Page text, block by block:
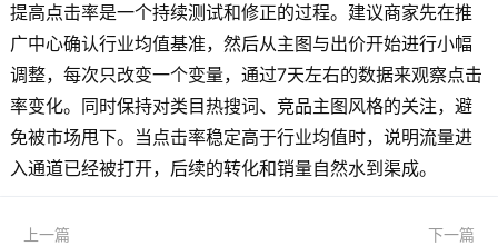
提高点击率是一个持续测试和修正的过程。建议商家先在推
广中心确认行业均值基准，然后从主图与出价开始进行小幅
调整，每次只改变一个变量，通过7天左右的数据来观察点击
率变化。同时保持对类目热搜词、竞品主图风格的关注，避
免被市场甩下。当点击率稳定高于行业均值时，说明流量进
入通道已经被打开，后续的转化和销量自然水到渠成。
上一篇
下一篇